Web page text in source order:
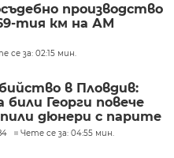
производство
тия км на АМ
се за: 02:15 мин.
в Пловдив:
Георги повече
дюнери с парите
Чете се за: 04:55 мин.